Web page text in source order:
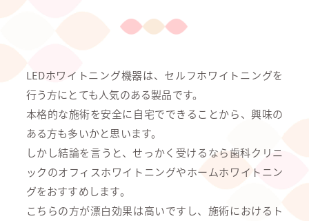
LEDホワイトニング機器は、セルフホワイトニングを
行う方にとても人気のある製品です。
本格的な施術を安全に自宅でできることから、興味の
ある方も多いかと思います。
しかし結論を言うと、せっかく受けるなら歯科クリニ
ックのオフィスホワイトニングやホームホワイトニン
グをおすすめします。
こちらの方が漂白効果は高いですし、施術におけるト